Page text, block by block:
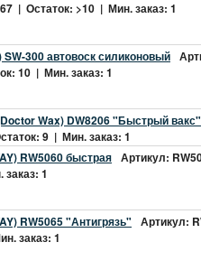
| Остаток: >10 | Мин. заказ: 1
300 автовоск силиконовый
10 | Мин. заказ: 1
Wax) DW8206 "Быстрый вакс"
9 | Мин. заказ: 1
RW5060 быстрая Артикул:
1
RW5065 "Антигрязь"
Артикул:
заказ: 1